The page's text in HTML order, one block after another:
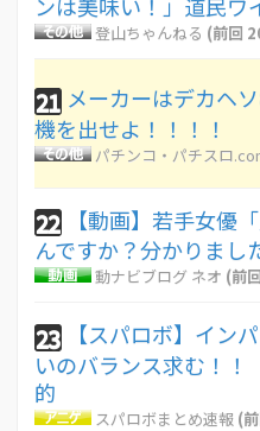
登山ちゃんねる (前回
21 メーカーはデカヘ
機を出せよ！！！！
パチンコ・パチスロ
22
【動画】若手女優
んですか？分かりまし
動ナビブログ ネオ (前
23
【スパロボ】イン
いのバランス求む！
的
スパロボまとめ速報 (